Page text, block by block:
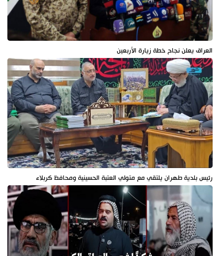
العراق يعلن نجاح خطة زيارة الأربعين
رئيس بلدية طهران يلتقي مع متولي العتبة الحسينية ومحافظ كربلاء